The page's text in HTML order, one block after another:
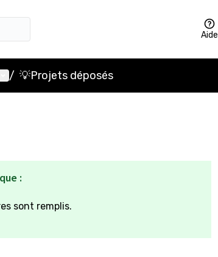
Aide
utilisateur
/ 💡Projets déposés
:
sont remplis.